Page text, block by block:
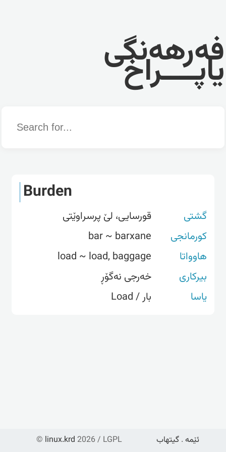
فەرهەنگی
یاپــــراخ
Word
Burden
گشتی
قورسایی، لێ پرسراوێتی
کورمانجی
bar ~ barxane
هاوواتا
load ~ load, baggage
بیرکاری
خەرجی نەگۆڕ
یاسا
بار / Load
© linux.krd 2026 / LGPL ئێمە . گیتهاب